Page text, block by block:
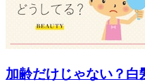
加齢だけじゃない？白